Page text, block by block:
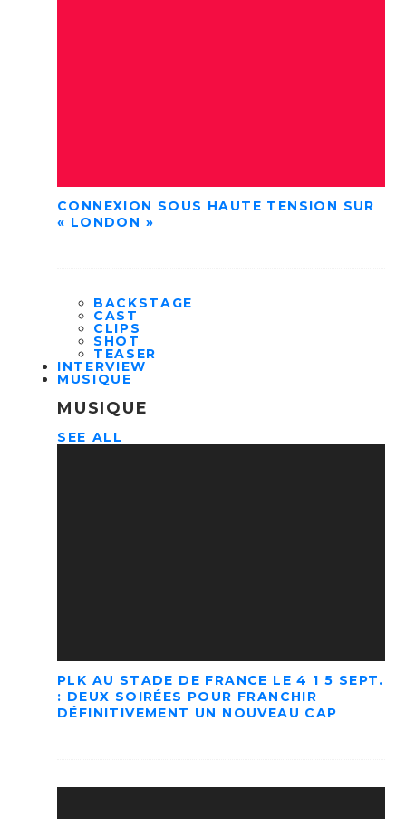
CONNEXION SOUS HAUTE TENSION SUR
« LONDON »
BACKSTAGE
CAST
CLIPS
SHOT
TEASER
INTERVIEW
MUSIQUE
MUSIQUE
SEE ALL
PLK AU STADE DE FRANCE LE 4 1 5 SEPT.
: DEUX SOIRÉES POUR FRANCHIR
DÉFINITIVEMENT UN NOUVEAU CAP